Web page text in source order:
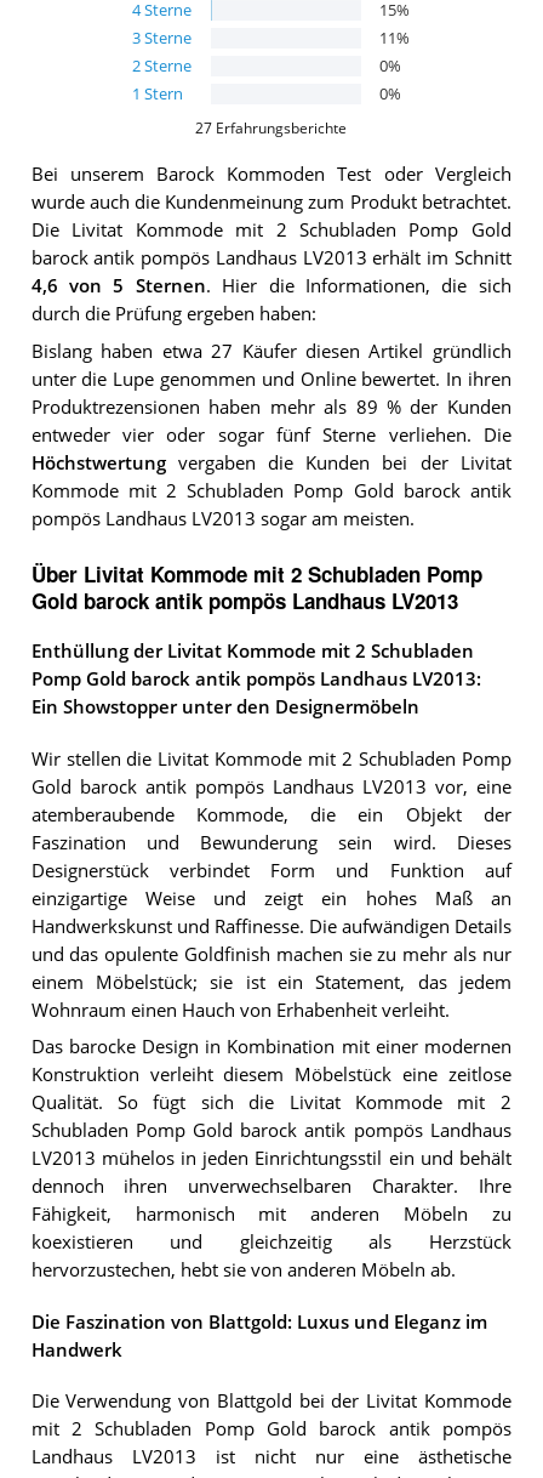
4Sterne 15%
3Sterne 11%
2Sterne 0%
1 Stern 0%
27 Erfahrungsberichte
Bei unserem Barock Kommoden Test oder Vergleich
wurde auch die Kundenmeinung zum Produkt betrachtet.
Die Livitat Kommode mit 2 Schubladen Pomp Gold
barock antik pompös Landhaus LV2013 erhält im Schnitt
4,6 von 5 Sternen. Hier die Informationen, die sich
durch die Prüfung ergeben haben:
Bislang haben etwa 27 Käufer diesen Artikel gründlich
unter die Lupe genommen und Online bewertet. In ihren
Produktrezensionen haben mehr als 89 % der Kunden
entweder vier oder sogar fünf Sterne verliehen. Die
Höchstwertungvergaben die Kunden bei der Livitat
Kommode mit 2 Schubladen Pomp Gold barock antik
pompös Landhaus LV2013 sogar am meisten.
Über Livitat Kommode mit 2 Schubladen Pomp
Gold barock antik pompös Landhaus LV2013
Enthüllung der Livitat Kommode mit 2 Schubladen
Pomp Gold barock antik pompös Landhaus LV2013:
Ein Showstopper unter den Designermöbeln
Wir stellen die Livitat Kommode mit 2 Schubladen Pomp
Gold barock antik pompös Landhaus LV2013 vor, eine
atemberaubende Kommode, die ein Objekt der
Faszination und Bewunderung sein wird. Dieses
Designerstück verbindet Form und Funktion auf
einzigartige Weise und zeigt ein hohes Maß an
Handwerkskunst und Raffinesse. Die aufwändigen Details
und das opulente Goldfinish machen sie zu mehr als nur
einem Möbelstück; sie ist ein Statement, das jedem
Wohnraum einen Hauch von Erhabenheit verleiht.
Das barocke Design in Kombination mit einer modernen
Konstruktion verleiht diesem Möbelstück eine zeitlose
Qualität. So fügt sich die Livitat Kommode mit 2
Schubladen Pomp Gold barock antik pompös Landhaus
LV2013 mühelos in jeden Einrichtungsstil ein und behält
dennoch ihren unverwechselbaren Charakter. Ihre
Fähigkeit, harmonisch mit anderen Möbeln zu
koexistieren und gleichzeitig als Herzstück
hervorzustechen, hebt sie von anderen Möbeln ab.
Die Faszination von Blattgold: Luxus und Eleganz im
Handwerk
Die Verwendung von Blattgold bei der Livitat Kommode
mit 2 Schubladen Pomp Gold barock antik pompös
Landhaus LV2013 ist nicht nur eine ästhetische